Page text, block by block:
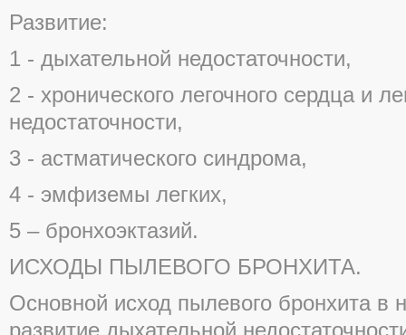
Развитие:
1 - дыхательной недостаточности,
2 - хронического легочного сердца и
недостаточности,
3 - астматического синдрома,
4 - эмфиземы легких,
5 – бронхоэктазий.
ИСХОДЫ ПЫЛЕВОГО БРОНХИТА.
Основной исход пылевого бронхита в